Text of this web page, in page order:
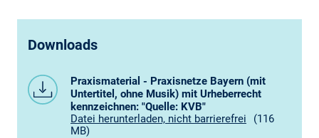
Downloads
Praxismaterial - Praxisnetze Bayern (mit
Untertitel, ohne Musik) mit Urheberrecht
kennzeichnen: "Quelle: KVB"
Datei herunterladen, nicht barrierefrei
(116
MB)